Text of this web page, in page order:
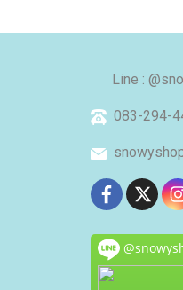
Line :
083-294-